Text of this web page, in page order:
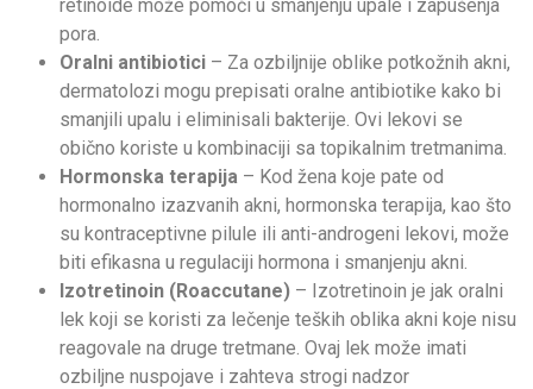
retinoide može pomoći u smanjenju upale i zapušenja
pora.
Oralni antibiotici – Za ozbiljnije oblike potkožnih akni,
dermatolozi mogu prepisati oralne antibiotike kako bi
smanjili upalu i eliminisali bakterije. Ovi lekovi se
obično koriste u kombinaciji sa topikalnim tretmanima.
Hormonska terapija – Kod žena koje pate od
hormonalno izazvanih akni, hormonska terapija, kao što
su kontraceptivne pilule ili anti-androgeni lekovi, može
biti efikasna u regulaciji hormona i smanjenju akni.
Izotretinoin (Roaccutane) – Izotretinoin je jak oralni
lek koji se koristi za lečenje teških oblika akni koje nisu
reagovale na druge tretmane. Ovaj lek može imati
ozbiljne nuspojave i zahteva strogi nadzor